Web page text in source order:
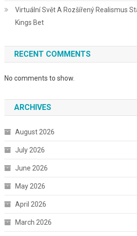
Virtuální Svět A Rozšířený Realismus
Kings Bet
RECENT COMMENTS
No comments to show.
ARCHIVES
August 2026
July 2026
June 2026
May 2026
April 2026
March 2026